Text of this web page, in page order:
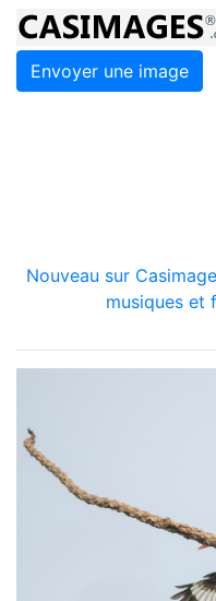
Envoyer une image
Nouveau sur
musiques et